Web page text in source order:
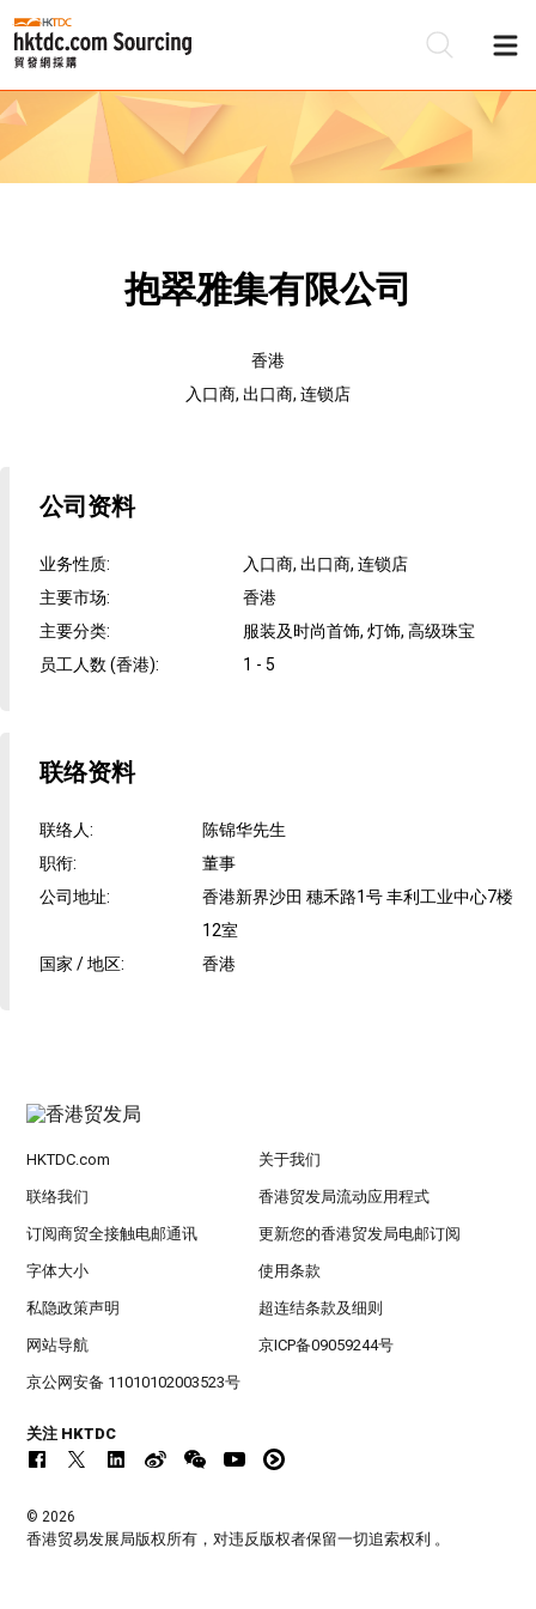
抱翠雅集有限公司
香港
入口商, 出口商, 连锁店
公司资料
业务性质:
入口商, 出口商, 连锁店
主要市场:
香港
主要分类:
服装及时尚首饰, 灯饰, 高级珠宝
员工人数 (香港): 1 - 5
联络资料
联络人:
陈锦华先生
职衔:
董事
公司地址:
香港新界沙田 穗禾路1号 丰利工业中心7楼
12室
国家 / 地区: 香港
HKTDC.com 关于我们
联络我们 香港贸发局流动应用程式
订阅商贸全接触电邮通讯 更新您的香港贸发局电邮订阅
字体大小 使用条款
私隐政策声明 超连结条款及细则
网站导航 京ICP备09059244号
京公网安备 11010102003523号
关注 HKTDC
© 2026
香港贸易发展局版权所有，对违反版权者保留一切追索权利 。